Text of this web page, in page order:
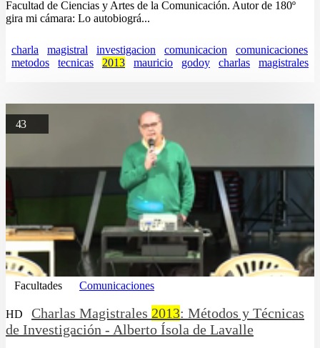
Facultad de Ciencias y Artes de la Comunicación. Autor de 180º
gira mi cámara: Lo autobiográ...
charla magistral investigacion comunicacion
comunicaciones
metodos
tecnicas 2013 mauricio godoy charlas magistrales
43
Facultades Comunicaciones
HD Charlas Magistrales 2013: Métodos y Técnicas
de Investigación - Alberto Ísola de Lavalle